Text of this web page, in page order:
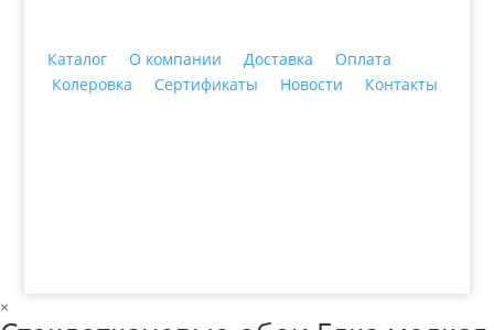
Каталог О компании Доставка
Оплата
Колеровка
Сертификаты Новости Контакты
×